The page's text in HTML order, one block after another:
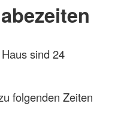
sind 24
folgenden Zeiten